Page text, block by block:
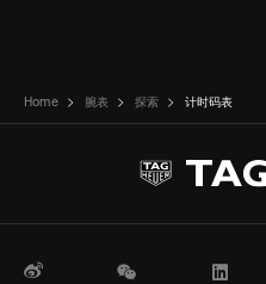
Home 腕表 探索 计时码表
微博 WeChat